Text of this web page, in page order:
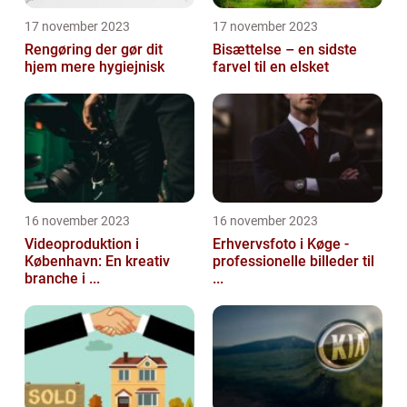
17 november 2023
Rengøring der gør dit
hjem mere hygiejnisk
17 november 2023
Bisættelse – en sidste
farvel til en elsket
16 november 2023
Videoproduktion i
København: En kreativ
branche i ...
16 november 2023
Erhvervsfoto i Køge -
professionelle billeder til
...